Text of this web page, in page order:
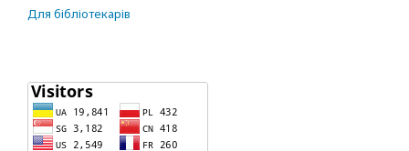
Для бібліотекарів